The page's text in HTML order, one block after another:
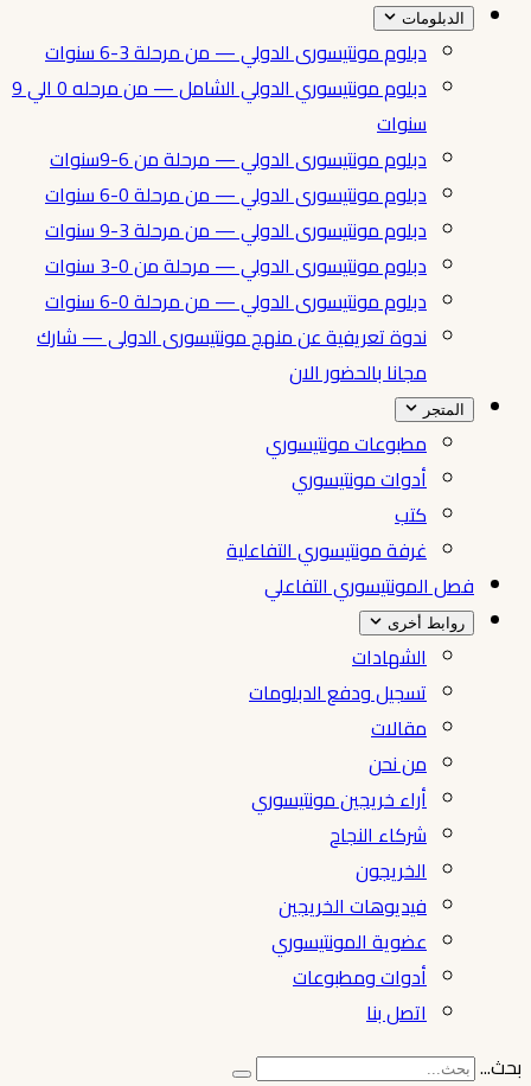
الدبلومات
دبلوم مونتيسورى الدولي — من مرحلة 3-6 سنوات
دبلوم مونتيسوري الدولي الشامل — من مرحله 0 الي 9
سنوات
دبلوم مونتيسورى الدولي — مرحلة من 6-9سنوات
دبلوم مونتيسورى الدولي — من مرحلة 0-6 سنوات
دبلوم مونتيسورى الدولي — من مرحلة 3-9 سنوات
دبلوم مونتيسورى الدولي — مرحلة من 0-3 سنوات
دبلوم مونتيسورى الدولي — من مرحلة 0-6 سنوات
ندوة تعريفية عن منهج مونتيسورى الدولى — شارك
مجانا بالحضور الان
المتجر
مطبوعات مونتيسوري
أدوات مونتيسوري
كتب
غرفة مونتيسوري التفاعلية
فصل المونتيسوري التفاعلي
روابط أخرى
الشهادات
تسجيل ودفع الدبلومات
مقالات
من نحن
أراء خريجين مونتيسوري
شركاء النجاح
الخريجون
فيديوهات الخريجين
عضوية المونتيسوري
أدوات ومطبوعات
اتصل بنا
بحث...